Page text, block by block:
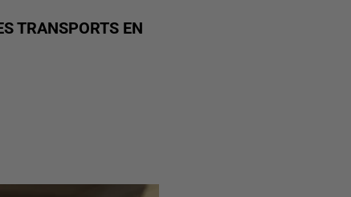
TRANSPORTS EN